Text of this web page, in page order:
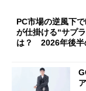
PC市場の逆風下
が仕掛ける“サプ
は？ 2026年後半